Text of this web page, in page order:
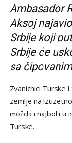
Ambasador
Aksoj
Srbije koji
Srbije će
sa
Zvaničnici Turske
zemlje na
možda i najbolji u
Turske.